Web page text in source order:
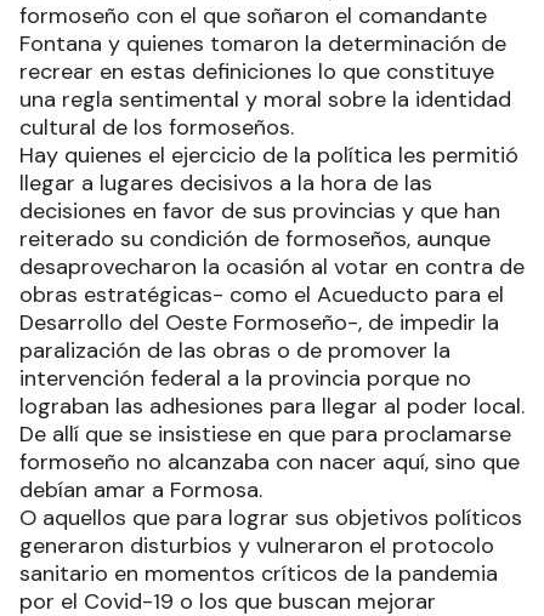
formoseño con el que soñaron el comandante
Fontana y quienes tomaron la determinación de
recrear en estas definiciones lo que constituye
una regla sentimental y moral sobre la identidad
cultural de los formoseños.
Hay quienes el ejercicio de la política les permitió
llegar a lugares decisivos a la hora de las
decisiones en favor de sus provincias y que han
reiterado su condición de formoseños, aunque
desaprovecharon la ocasión al votar en contra de
obras estratégicas- como el Acueducto para el
Desarrollo del Oeste Formoseño-, de impedir la
paralización de las obras o de promover la
intervención federal a la provincia porque no
lograban las adhesiones para llegar al poder local.
De allí que se insistiese en que para proclamarse
formoseño no alcanzaba con nacer aquí, sino que
debían amar a Formosa.
O aquellos que para lograr sus objetivos políticos
generaron disturbios y vulneraron el protocolo
sanitario en momentos críticos de la pandemia
por el Covid-19 o los que buscan mejorar